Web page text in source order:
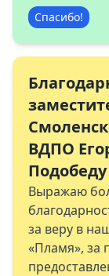
Спасибо!
ВДПО
Подобеду
Выражаю
за веру в
«Пламя», за